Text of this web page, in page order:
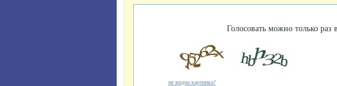
Голосовать можно только раз
не видна картинка?